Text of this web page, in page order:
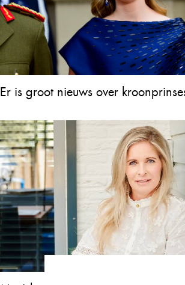
Er is groot nieuws over